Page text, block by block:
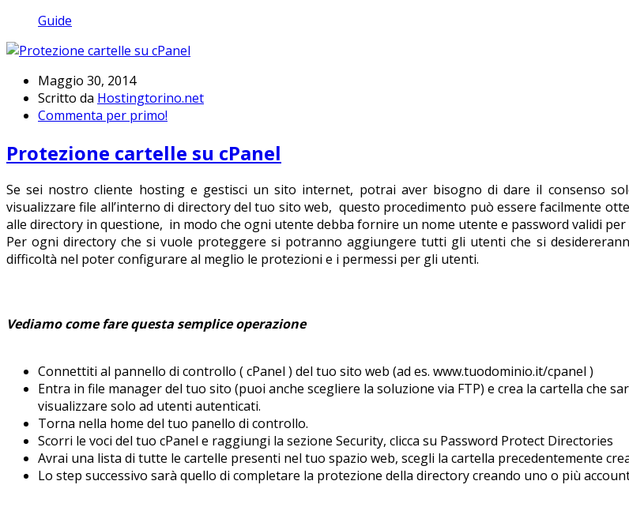
Guide
Maggio 30, 2014
Scritto da Hostingtorino.net
Commenta per primo!
Protezione cartelle su cPanel
Se sei nostro cliente hosting e gestisci un sito internet, potrai aver bisogno di dare il consenso
visualizzare file all’interno di directory del tuo sito web, questo procedimento può essere facilmente
alle directory in questione, in modo che ogni utente debba fornire un nome utente e password validi per
Per ogni directory che si vuole proteggere si potranno aggiungere tutti gli utenti che si
difficoltà nel poter configurare al meglio le protezioni e i permessi per gli utenti.
Vediamo come fare questa semplice operazione
Connettiti al pannello di controllo ( cPanel ) del tuo sito web (ad es. www.tuodominio.it/cpanel )
Entra in file manager del tuo sito (puoi anche scegliere la soluzione via FTP) e crea la cartella che
visualizzare solo ad utenti autenticati.
Torna nella home del tuo panello di controllo.
Scorri le voci del tuo cPanel e raggiungi la sezione Security, clicca su Password Protect Directories
Avrai una lista di tutte le cartelle presenti nel tuo spazio web, scegli la cartella precedentemente
Lo step successivo sarà quello di completare la protezione della directory creando uno o più